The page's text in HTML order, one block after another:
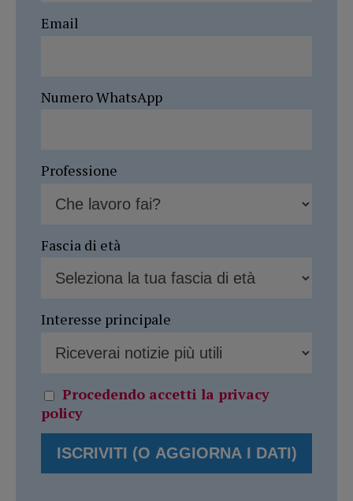
Email
Numero WhatsApp
Professione
Fascia di età
Interesse principale
Procedendo accetti la privacy
policy